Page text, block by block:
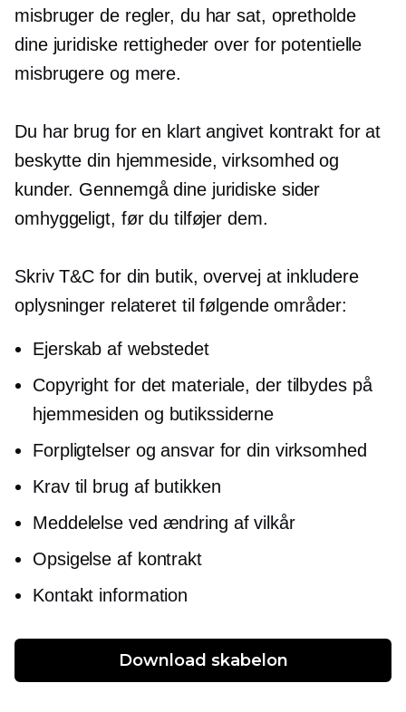
misbruger de regler, du har sat, opretholde
dine juridiske rettigheder over for potentielle
misbrugere og mere.
Du har brug for en klart angivet kontrakt for at
beskytte din hjemmeside, virksomhed og
kunder. Gennemgå dine juridiske sider
omhyggeligt, før du tilføjer dem.
Skriv T&C for din butik, overvej at inkludere
oplysninger relateret til følgende områder:
Ejerskab af webstedet
Copyright for det materiale, der tilbydes på
hjemmesiden og butikssiderne
Forpligtelser og ansvar for din virksomhed
Krav til brug af butikken
Meddelelse ved ændring af vilkår
Opsigelse af kontrakt
Kontakt information
Download skabelon